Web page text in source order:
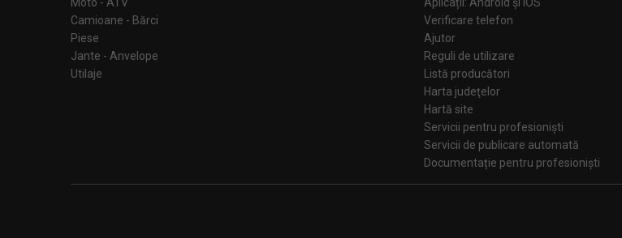
Camioane - Bărci
Piese
Jante - Anvelope
Utilaje
Verificare telefon
Ajutor
Reguli de utilizare
Listă producători
Harta judeţelor
Hartă site
Servicii pentru profesioniști
Servicii de publicare automată
Documentație pentru profesioniști